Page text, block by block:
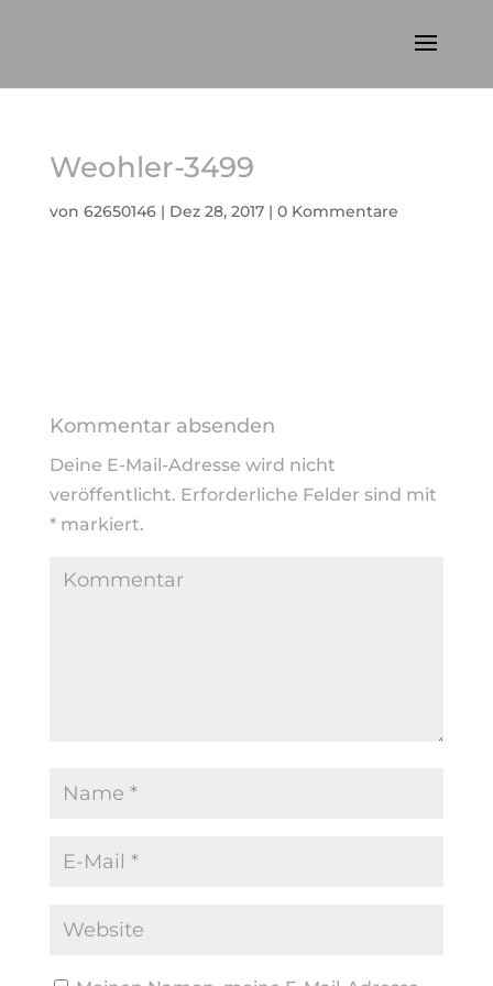
Weohler-3499
von 62650146| Dez 28, 2017| 0 Kommentare
Kommentar absenden
Deine E-Mail-Adresse wird nicht
veröffentlicht. Erforderliche Felder sind mit
*markiert.